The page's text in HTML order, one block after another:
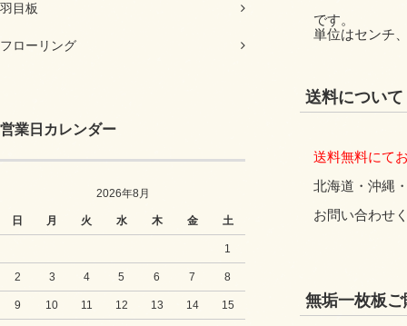
羽目板
フローリング
営業日カレンダー
2026年8月
日 月 火 水 木 金 土
1
2 3 4 5 6 7 8
9 10 11 12 13 14 15
です。
単位はセンチ
送料について
送料無料にて
北海道・沖縄
お問い合わせ
無垢一枚板